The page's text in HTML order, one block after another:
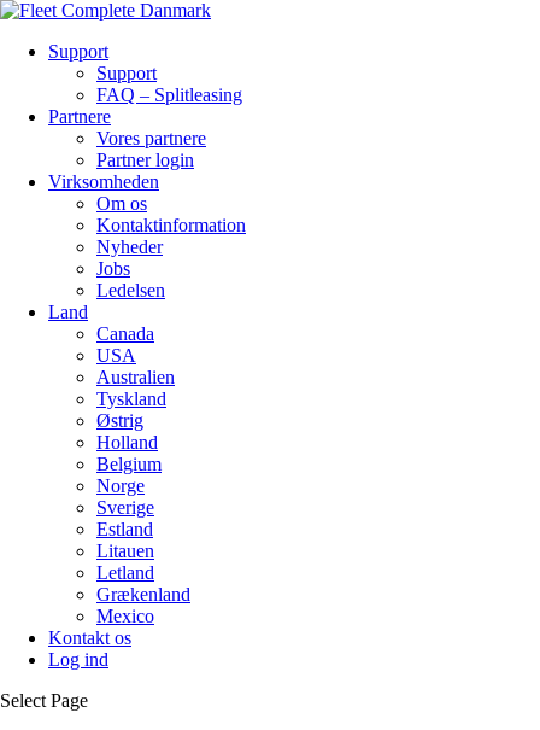
Support
Support
FAQ – Splitleasing
Partnere
Vores partnere
Partner login
Virksomheden
Om os
Kontaktinformation
Nyheder
Jobs
Ledelsen
Land
Canada
USA
Australien
Tyskland
Østrig
Holland
Belgium
Norge
Sverige
Estland
Litauen
Letland
Grækenland
Mexico
Kontakt os
Log ind
Select Page